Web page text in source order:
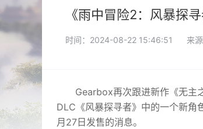
《雨中冒险2：风暴探
时间：2024-08-22 15:46:51 来
Gearbox再次跟进新作《无主
DLC《风暴探寻者》中的一个新角
月27日发售的消息。